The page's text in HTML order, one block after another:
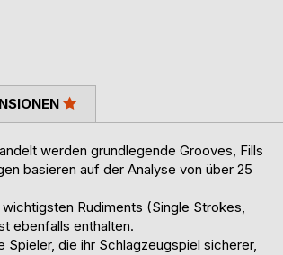
werden grundlegende Grooves, Fills
basieren auf der Analyse von über 25
Rudiments (Single Strokes,
ebenfalls enthalten.
die ihr Schlagzeugspiel sicherer,